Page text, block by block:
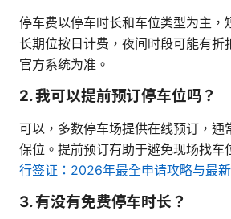
停车费以停车时长和车位类型为主，
长期位按日计费，夜间时段可能有折
官方系统为准。
2. 我可以提前预订停车位吗？
可以，多数停车场提供在线预订，通
保位。提前预订有助于避免现场找车
行签证：2026年最全申请攻略与最
3. 有没有免费停车时长？